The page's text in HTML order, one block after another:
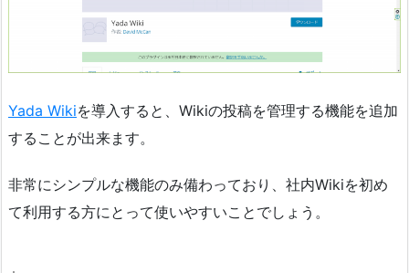
Yada Wikiを導入すると、Wikiの投稿を管理する機能を追加
することが出来ます。
非常にシンプルな機能のみ備わっており、社内Wikiを初め
て利用する方にとって使いやすいことでしょう。